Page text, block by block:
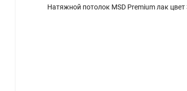
Натяжной потолок MSD Premium лак цвет